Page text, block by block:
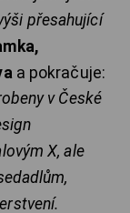
přesahující
a pokračuje:
v České
X, ale